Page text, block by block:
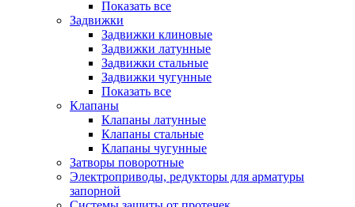
Показать все
Задвижки
Задвижки клиновые
Задвижки латунные
Задвижки стальные
Задвижки чугунные
Показать все
Клапаны
Клапаны латунные
Клапаны стальные
Клапаны чугунные
Затворы поворотные
Электроприводы, редукторы для арматуры
запорной